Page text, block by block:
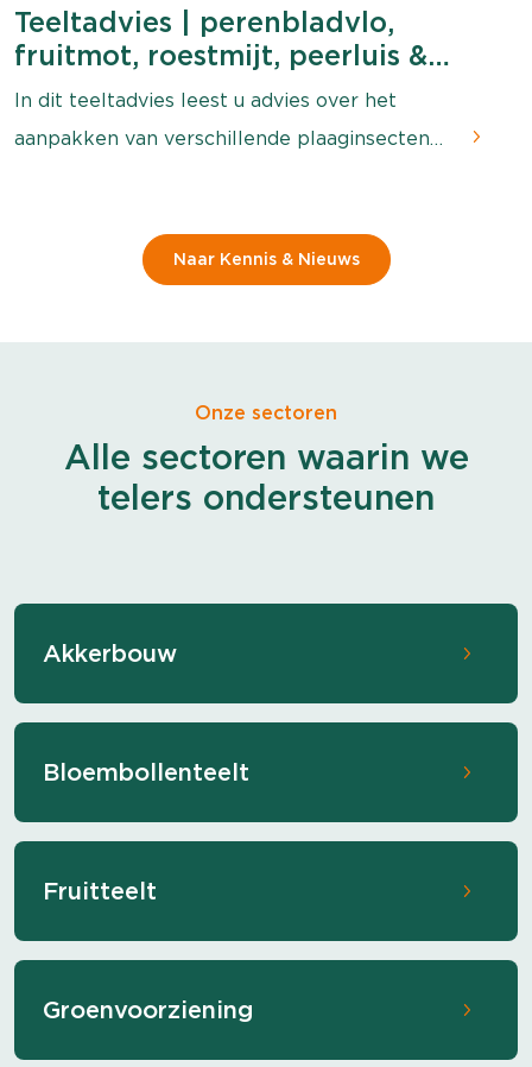
Teeltadvies | perenbladvlo,
fruitmot, roestmijt, peerluis &
afspuiten
In dit teeltadvies leest u advies over het
aanpakken van verschillende plaaginsecten
Naar Kennis & Nieuws
Onze sectoren
Alle sectoren waarin we
telers ondersteunen
Akkerbouw
Bloembollenteelt
Fruitteelt
Groenvoorziening